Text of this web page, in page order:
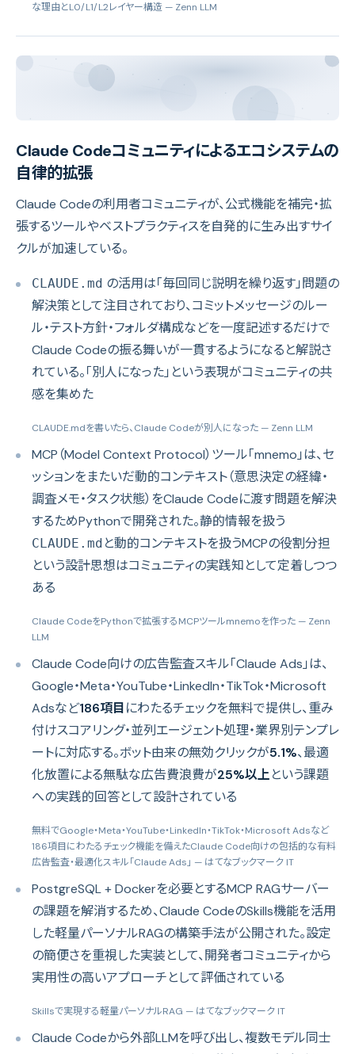
な理由とL0/L1/L2レイヤー構造 — Zenn LLM
Claude Codeコミュニティによるエコシステムの
自律的拡張
Claude Codeの利用者コミュニティが、公式機能を補完・拡
張するツールやベストプラクティスを自発的に生み出すサイ
クルが加速している。
CLAUDE.md の活用は「毎回同じ説明を繰り返す」問題の
解決策として注目されており、コミットメッセージのルー
ル・テスト方針・フォルダ構成などを一度記述するだけで
Claude Codeの振る舞いが一貫するようになると解説さ
れている。「別人になった」という表現がコミュニティの共
感を集めた
CLAUDE.mdを書いたら、Claude Codeが別人になった — Zenn LLM
MCP（Model Context Protocol）ツール「mnemo」は、セ
ッションをまたいだ動的コンテキスト（意思決定の経緯・
調査メモ・タスク状態）をClaude Codeに渡す問題を解決
するためPythonで開発された。静的情報を扱う
CLAUDE.md と動的コンテキストを扱うMCPの役割分担
という設計思想はコミュニティの実践知として定着しつつ
ある
Claude CodeをPythonで拡張するMCPツールmnemoを作った — Zenn
LLM
Claude Code向けの広告監査スキル「Claude Ads」は、
Google・Meta・YouTube・LinkedIn・TikTok・Microsoft
Adsなど186項目にわたるチェックを無料で提供し、重み
付けスコアリング・並列エージェント処理・業界別テンプレ
ートに対応する。ボット由来の無効クリックが5.1%、最適
化放置による無駄な広告費浪費が25%以上という課題
への実践的回答として設計されている
無料でGoogle・Meta・YouTube・LinkedIn・TikTok・Microsoft Adsなど
186項目にわたるチェック機能を備えたClaude Code向けの包括的な有料
広告監査・最適化スキル「Claude Ads」 — はてなブックマーク IT
PostgreSQL + Dockerを必要とするMCP RAGサーバー
の課題を解消するため、Claude CodeのSkills機能を活用
した軽量パーソナルRAGの構築手法が公開された。設定
の簡便さを重視した実装として、開発者コミュニティから
実用性の高いアプローチとして評価されている
Skillsで実現する軽量パーソナルRAG — はてなブックマーク IT
Claude Codeから外部LLMを呼び出し、複数モデル同士